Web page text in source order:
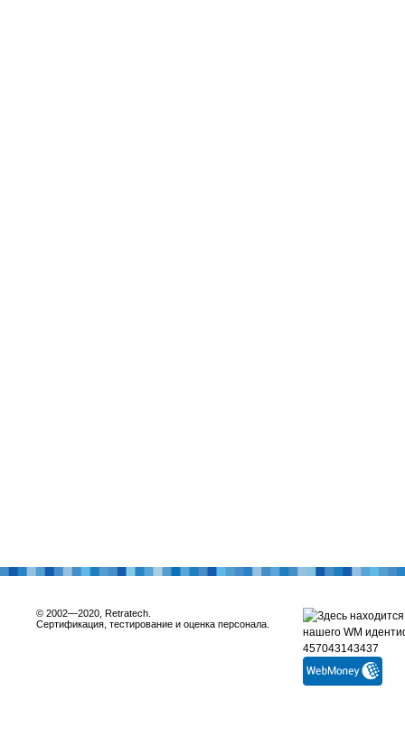
© 2002—2020, Retratech.
Сертификация, тестирование и оценка персонала.